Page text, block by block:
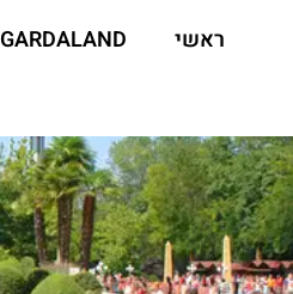
ראשי GARDALAND